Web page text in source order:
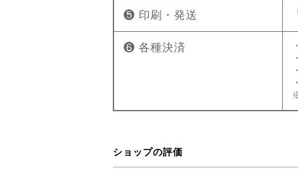
❺ 印刷・発送
❻ 各種決済
ショップの評価